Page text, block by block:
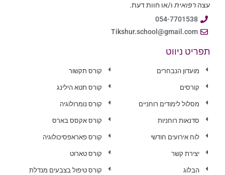
עצה רפואית ו/או חוות דעת.
054-7701538
Tikshur.school@gmail.com
תפריט ניווט
מועדון הנבחרים
קורסים
מסלול לימודים רוחניים
סדנאות רוחניות
לוח אירועים חודשי
יצירת קשר
הבלוג
קורס תקשור
קורס תטא הילינג
קורס נומרולוגיה
קורס אקסס בארס
קורס פאראפסיכולוגיה
קורס טארוט
קורס טיפול בצבעים מנדלת